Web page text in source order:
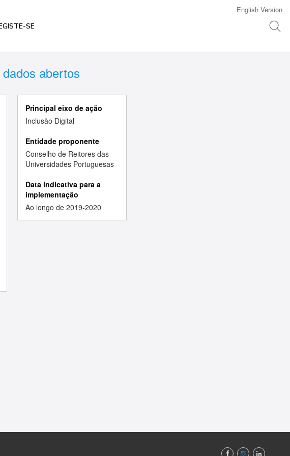
SE
English Version
abertos
Principal eixo de ação
Inclusão Digital
Entidade proponente
Conselho de Reitores das
Universidades Portuguesas
Data indicativa para a
implementação
Ao longo de 2019-2020